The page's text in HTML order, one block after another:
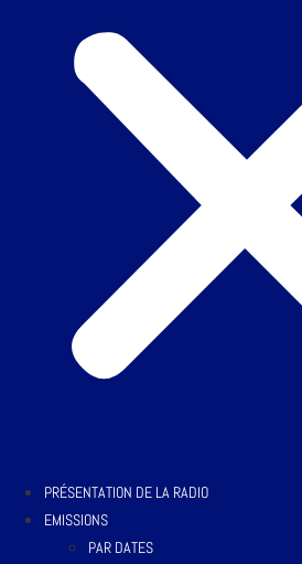
PRÉSENTATION DE LA RADIO
EMISSIONS
PAR DATES